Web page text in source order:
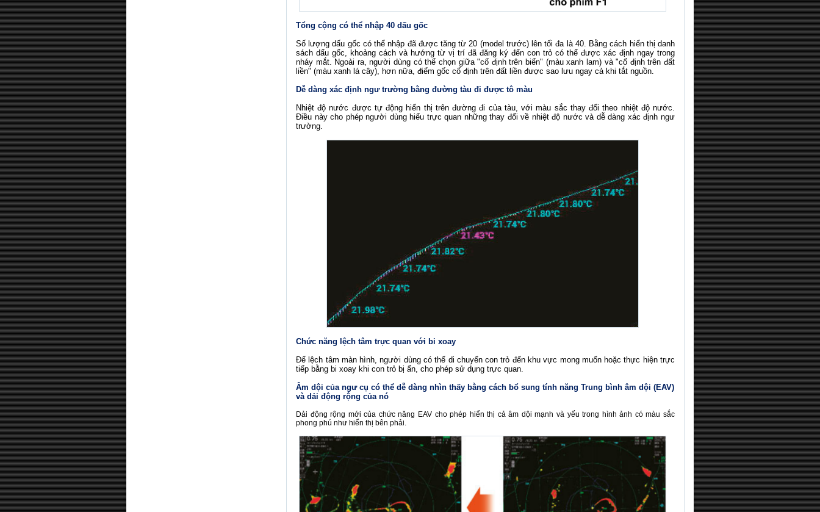
Tổng cộng có thể nhập 40 dấu gốc
Số lượng dấu gốc có thể nhập đã được tăng từ 20 (model trước) lên tối đa là 40. Bằng cách hiển thị danh
sách dấu gốc, khoảng cách và hướng từ vị trí đã đăng ký đến con trỏ có thể được xác định ngay trong
nháy mắt. Ngoài ra, người dùng có thể chọn giữa "cố định trên biển" (màu xanh lam) và "cố định trên đất
liền" (màu xanh lá cây), hơn nữa, điểm gốc cố định trên đất liền được sao lưu ngay cả khi tắt nguồn.
Dễ dàng xác định ngư trường bằng đường tàu đi được tô màu
Nhiệt độ nước được tự động hiển thị trên đường đi của tàu, với màu sắc thay đổi theo nhiệt độ nước.
Điều này cho phép người dùng hiểu trực quan những thay đổi về nhiệt độ nước và dễ dàng xác định ngư
trường.
Chức năng lệch tâm trực quan với bi xoay
Để lệch tâm màn hình, người dùng có thể di chuyển con trỏ đến khu vực mong muốn hoặc thực hiện trực
tiếp bằng bi xoay khi con trỏ bị ẩn, cho phép sử dụng trực quan.
Âm dội của ngư cụ có thể dễ dàng nhìn thấy bằng cách bổ sung tính năng Trung bình âm dội (EAV)
và dải động rộng của nó
Dải động rộng mới của chức năng EAV cho phép hiển thị cả âm dội mạnh và yếu trong hình ảnh có màu sắc
phong phú như hiển thị bên phải.